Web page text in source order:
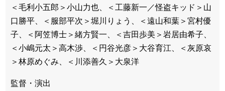
＜毛利小五郎＞小山力也、＜工藤新一／怪盗キッド＞山
口勝平、＜服部平次＞堀川りょう、＜遠山和葉＞宮村優
子、＜阿笠博士＞緒方賢一、＜吉田歩美＞岩居由希子、
＜小嶋元太＞高木渉、＜円谷光彦＞大谷育江、＜灰原哀
＞林原めぐみ、＜川添善久＞大泉洋
監督・演出